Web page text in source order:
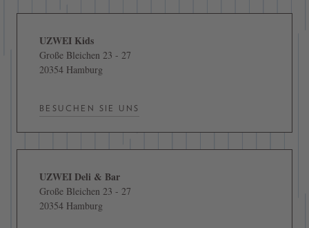
UZWEI Kids
Große Bleichen 23 - 27
20354 Hamburg
BESUCHEN SIE UNS
UZWEI Deli & Bar
Große Bleichen 23 - 27
20354 Hamburg